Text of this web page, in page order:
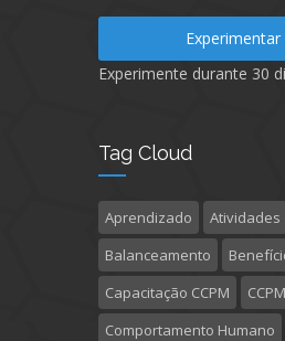
Experimentar
Experimente durante 30
Tag Cloud
Aprendizado
Atividades
Balanceamento
Capacitação CCPM
CCPM
Comportamento Humano